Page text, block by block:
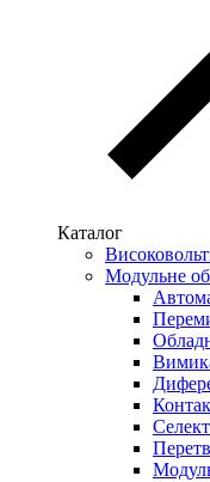
АС Привод
АСКО-УКРЕМ
Запорізький
Каблекс Одеса
Мегомметр
Промфактор
Термофіт
Укренерго-
Каталог
Модульне